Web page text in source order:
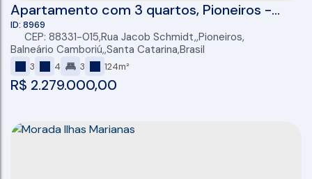
Apartamento com 3 quartos, Pioneiros -
Balneário Camboriú
R$ 2.279.000,00
8969
CEP: 88331-015,Rua Jacob Schmidt ,Pioneiros,
Balneário Camboriú ,Santa Catarina,Brasil
3 4 3 124m²